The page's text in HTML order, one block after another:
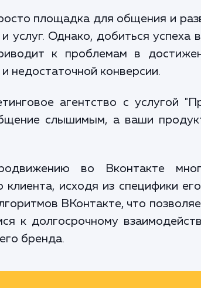
площадка для общения и
Однако, добиться успеха
к проблемам в
недостаточной конверсии.
агентство с услугой
слышимым, а ваши
во Вконтакте
исходя из специфики
ВКонтакте, что
к долгосрочному
бренда.